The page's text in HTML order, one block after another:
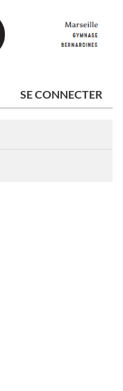
SE CONNECTER